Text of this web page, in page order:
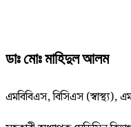
ডাঃ মোঃ মাহিদুল আলম
এমবিবিএস, বিসিএস